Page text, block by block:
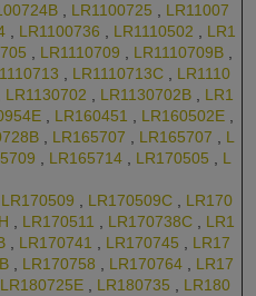
, LR1100725 , LR11007
, LR1100736 , LR1110502 , LR1
, LR1110709 , LR1110709B ,
, LR1110713C , LR1110
LR1130702 , LR1130702B , LR1
, LR160451 , LR160502E ,
, LR165707 , LR165707 , L
, LR165714 , LR170505 , L
LR170509 , LR170509C , LR170
, LR170511 , LR170738C , LR1
, LR170741 , LR170745 , LR17
, LR170758 , LR170764 , LR17
LR180725E , LR180735 , LR180